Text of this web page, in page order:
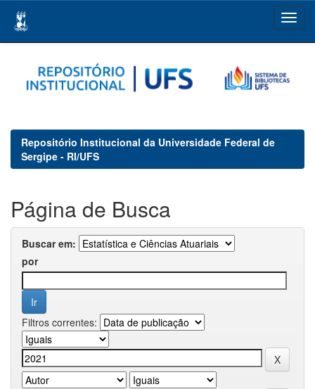
navigation
Repositório Institucional da Universidade Federal de
Sergipe - RI/UFS
Página de Busca
Buscar em:
por
Filtros correntes: